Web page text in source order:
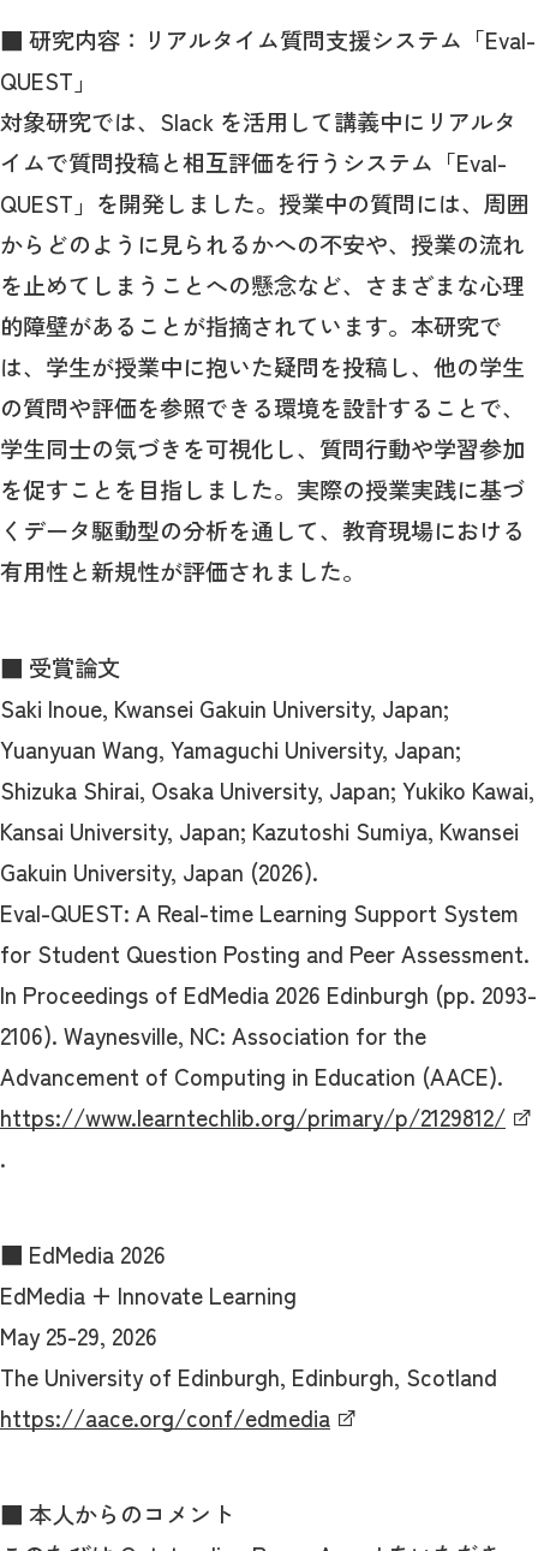
■ 研究内容：リアルタイム質問支援システム「Eval-
QUEST」
対象研究では、Slack を活用して講義中にリアルタ
イムで質問投稿と相互評価を行うシステム「Eval-
QUEST」を開発しました。授業中の質問には、周囲
からどのように見られるかへの不安や、授業の流れ
を止めてしまうことへの懸念など、さまざまな心理
的障壁があることが指摘されています。本研究で
は、学生が授業中に抱いた疑問を投稿し、他の学生
の質問や評価を参照できる環境を設計することで、
学生同士の気づきを可視化し、質問行動や学習参加
を促すことを目指しました。実際の授業実践に基づ
くデータ駆動型の分析を通して、教育現場における
有用性と新規性が評価されました。
■ 受賞論文
Saki Inoue, Kwansei Gakuin University, Japan;
Yuanyuan Wang, Yamaguchi University, Japan;
Shizuka Shirai, Osaka University, Japan; Yukiko Kawai,
Kansai University, Japan; Kazutoshi Sumiya, Kwansei
Gakuin University, Japan (2026).
Eval-QUEST: A Real-time Learning Support System
for Student Question Posting and Peer Assessment.
In Proceedings of EdMedia 2026 Edinburgh (pp. 2093-
2106). Waynesville, NC: Association for the
Advancement of Computing in Education (AACE).
https://www.learntechlib.org/primary/p/2129812/
.
■ EdMedia 2026
EdMedia + Innovate Learning
May 25-29, 2026
The University of Edinburgh, Edinburgh, Scotland
https://aace.org/conf/edmedia
■ 本人からのコメント